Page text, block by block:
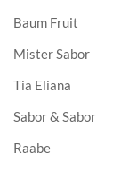
Baum Fruit
Mister Sabor
Tia Eliana
Sabor & Sabor
Raabe